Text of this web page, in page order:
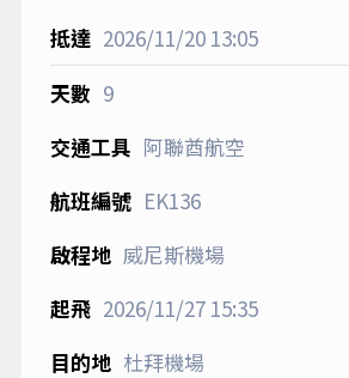
2026/11/2013:05
9
阿聯酋航空
EK136
威尼斯機場
2026/11/2715:35
杜拜機場